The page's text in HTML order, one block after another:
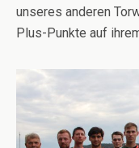
unseres anderen
Plus-Punkte auf